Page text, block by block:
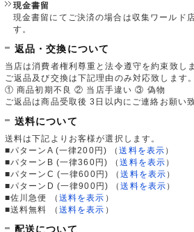
現金書留
現金書留にてご決済の場合は収集ワールド
す。
返品・交換について
当店は消費者権利尊重と法令遵守を約束致し
ご返品及び交換は下記理由のみ対応致します。
① 商品初期不良 ② 当店手違い ③ 偽物
ご返品は商品受取後 3日以内にご連絡お願い
送料について
送料は下記よりお客様が選択します。
■パターンA (一律200円)
（送料を表示 ）
■パターンB (一律360円)
（送料を表示 ）
■パターンC (一律600円)
（送料を表示 ）
■パターンD (一律900円)
（送料を表示 ）
■佐川急便
（ 送料を表示 ）
■送料無料
（ 送料を表示 ）
配送について